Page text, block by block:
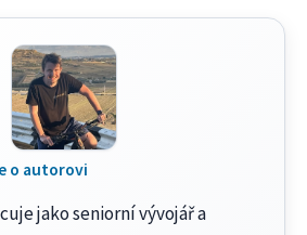
o autorovi
jako seniorní vývojář a